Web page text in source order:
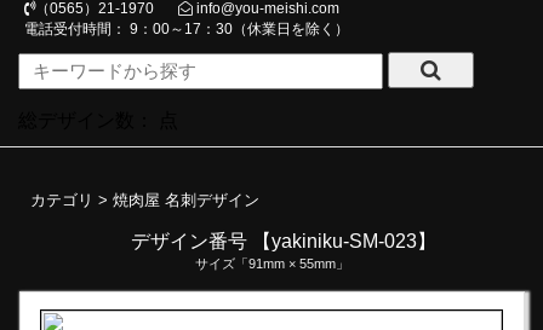
（0565）21-1970
info@you-meishi.com
電話受付時間： 9：00～17：30（休業日を除く）
カテゴリ > 焼肉屋 名刺デザイン
デザイン番号 【yakiniku-SM-023】
サイズ「91mm × 55mm」